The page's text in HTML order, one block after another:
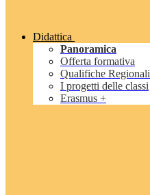
Didattica
Panoramica
Offerta formativa
Qualifiche Regionali
I progetti delle classi
Erasmus +